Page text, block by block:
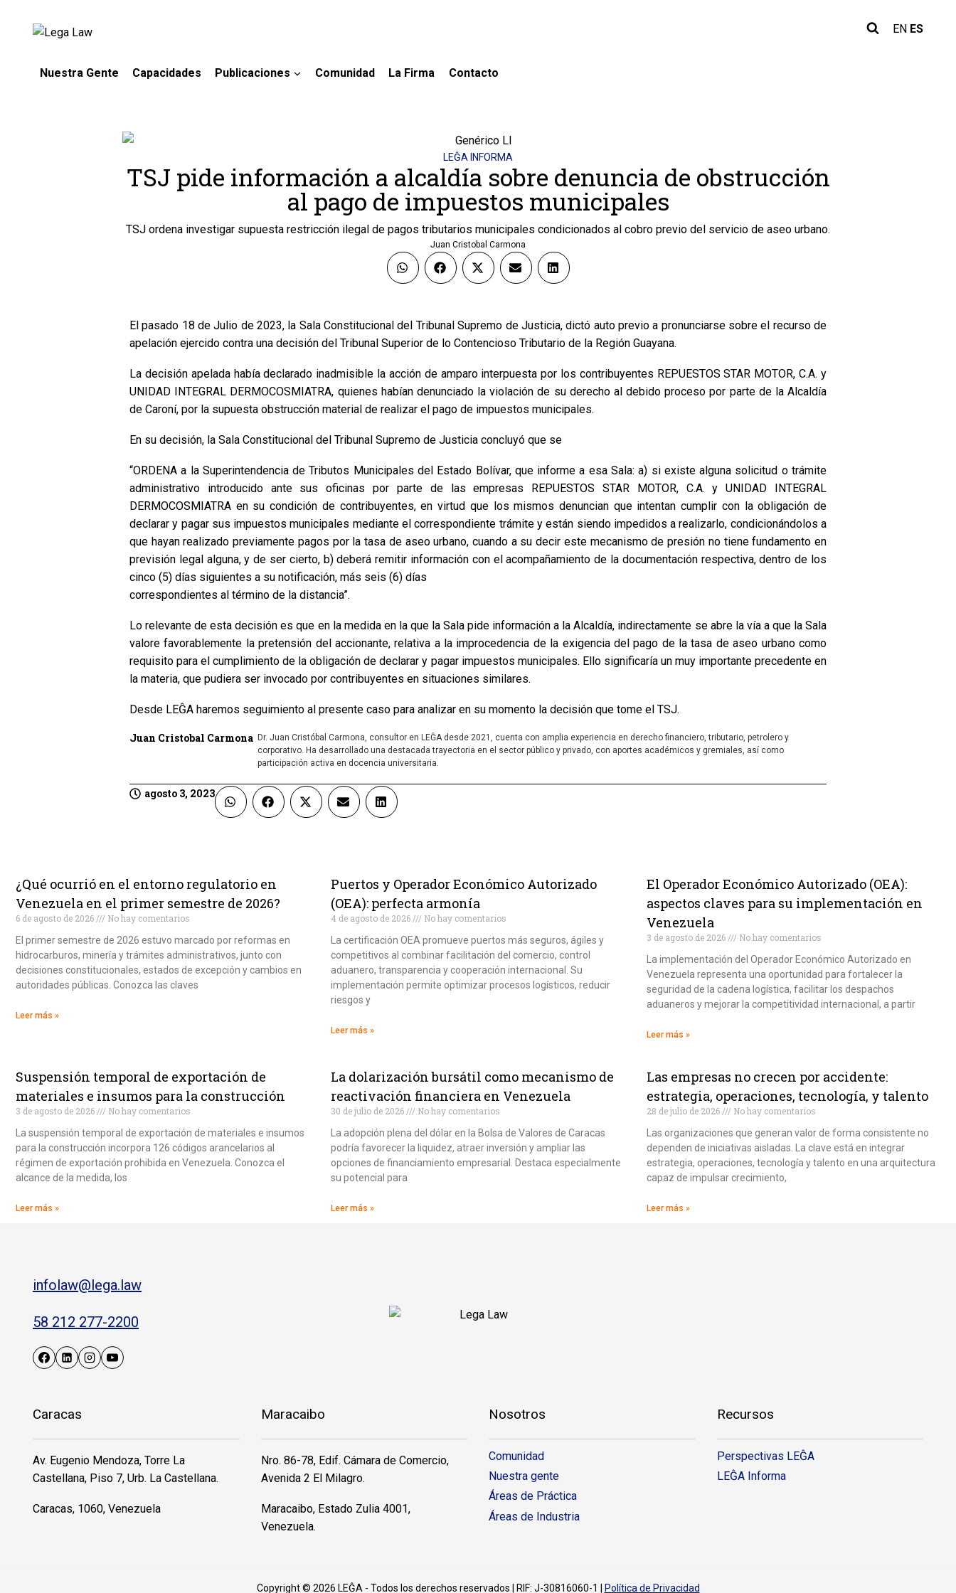
EN ES
Nuestra Gente Capacidades Publicaciones Comunidad La Firma Contacto
LEĜA INFORMA
TSJ pide información a alcaldía sobre denuncia de obstrucción
al pago de impuestos municipales
TSJ ordena investigar supuesta restricción ilegal de pagos tributarios municipales condicionados al cobro previo del servicio de aseo urbano.
Juan Cristobal Carmona
El pasado 18 de Julio de 2023, la Sala Constitucional del Tribunal Supremo de Justicia, dictó auto previo a pronunciarse sobre el recurso de
apelación ejercido contra una decisión del Tribunal Superior de lo Contencioso Tributario de la Región Guayana.
La decisión apelada había declarado inadmisible la acción de amparo interpuesta por los contribuyentes REPUESTOS STAR MOTOR, C.A. y
UNIDAD INTEGRAL DERMOCOSMIATRA, quienes habían denunciado la violación de su derecho al debido proceso por parte de la Alcaldía
de Caroní, por la supuesta obstrucción material de realizar el pago de impuestos municipales.
En su decisión, la Sala Constitucional del Tribunal Supremo de Justicia concluyó que se
“ORDENA a la Superintendencia de Tributos Municipales del Estado Bolívar, que informe a esa Sala: a) si existe alguna solicitud o trámite
administrativo introducido ante sus oficinas por parte de las empresas REPUESTOS STAR MOTOR, C.A. y UNIDAD INTEGRAL
DERMOCOSMIATRA en su condición de contribuyentes, en virtud que los mismos denuncian que intentan cumplir con la obligación de
declarar y pagar sus impuestos municipales mediante el correspondiente trámite y están siendo impedidos a realizarlo, condicionándolos a
que hayan realizado previamente pagos por la tasa de aseo urbano, cuando a su decir este mecanismo de presión no tiene fundamento en
previsión legal alguna, y de ser cierto, b) deberá remitir información con el acompañamiento de la documentación respectiva, dentro de los
cinco (5) días siguientes a su notificación, más seis (6) días
correspondientes al término de la distancia”.
Lo relevante de esta decisión es que en la medida en la que la Sala pide información a la Alcaldía, indirectamente se abre la vía a que la Sala
valore favorablemente la pretensión del accionante, relativa a la improcedencia de la exigencia del pago de la tasa de aseo urbano como
requisito para el cumplimiento de la obligación de declarar y pagar impuestos municipales. Ello significaría un muy importante precedente en
la materia, que pudiera ser invocado por contribuyentes en situaciones similares.
Desde LEĜA haremos seguimiento al presente caso para analizar en su momento la decisión que tome el TSJ.
Juan Cristobal Carmona Dr. Juan Cristóbal Carmona, consultor en LEĜA desde 2021, cuenta con amplia experiencia en derecho financiero, tributario, petrolero y
corporativo. Ha desarrollado una destacada trayectoria en el sector público y privado, con aportes académicos y gremiales, así como
participación activa en docencia universitaria.
agosto 3, 2023
¿Qué ocurrió en el entorno regulatorio en
Venezuela en el primer semestre de 2026?
6 de agosto de 2026
No hay comentarios
El primer semestre de 2026 estuvo marcado por reformas en
hidrocarburos, minería y trámites administrativos, junto con
decisiones constitucionales, estados de excepción y cambios en
autoridades públicas. Conozca las claves
Leer más »
Puertos y Operador Económico Autorizado
(OEA): perfecta armonía
4 de agosto de 2026
No hay comentarios
La certificación OEA promueve puertos más seguros, ágiles y
competitivos al combinar facilitación del comercio, control
aduanero, transparencia y cooperación internacional. Su
implementación permite optimizar procesos logísticos, reducir
riesgos y
Leer más »
El Operador Económico Autorizado (OEA):
aspectos claves para su implementación en
Venezuela
3 de agosto de 2026
No hay comentarios
La implementación del Operador Económico Autorizado en
Venezuela representa una oportunidad para fortalecer la
seguridad de la cadena logística, facilitar los despachos
aduaneros y mejorar la competitividad internacional, a partir
Leer más »
Suspensión temporal de exportación de
materiales e insumos para la construcción
3 de agosto de 2026
No hay comentarios
La suspensión temporal de exportación de materiales e insumos
para la construcción incorpora 126 códigos arancelarios al
régimen de exportación prohibida en Venezuela. Conozca el
alcance de la medida, los
Leer más »
La dolarización bursátil como mecanismo de
reactivación financiera en Venezuela
30 de julio de 2026
No hay comentarios
La adopción plena del dólar en la Bolsa de Valores de Caracas
podría favorecer la liquidez, atraer inversión y ampliar las
opciones de financiamiento empresarial. Destaca especialmente
su potencial para
Leer más »
Las empresas no crecen por accidente:
estrategia, operaciones, tecnología, y talento
28 de julio de 2026
No hay comentarios
Las organizaciones que generan valor de forma consistente no
dependen de iniciativas aisladas. La clave está en integrar
estrategia, operaciones, tecnología y talento en una arquitectura
capaz de impulsar crecimiento,
Leer más »
infolaw@lega.law
58 212 277-2200
Caracas
Av. Eugenio Mendoza, Torre La
Castellana, Piso 7, Urb. La Castellana.
Caracas, 1060, Venezuela
Maracaibo
Nro. 86-78, Edif. Cámara de Comercio,
Avenida 2 El Milagro.
Maracaibo, Estado Zulia 4001,
Venezuela.
Nosotros
Comunidad
Nuestra gente
Áreas de Práctica
Áreas de Industria
Recursos
Perspectivas LEĜA
LEĜA Informa
Copyright © 2026 LEĜA - Todos los derechos reservados | RIF: J-30816060-1 | Política de Privacidad